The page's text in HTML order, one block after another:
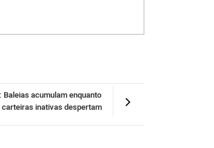
Baleias acumulam enquanto
carteiras inativas despertam